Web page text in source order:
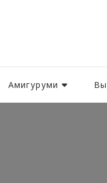
Амигуруми